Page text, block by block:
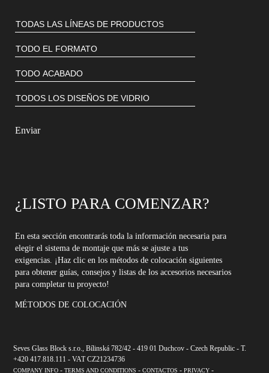
¿LISTO PARA COMENZAR?
En esta sección encontrarás toda la información necesaria para
elegir el sistema de montaje que más se ajuste a tus
exigencias. ¡Haz clic en los métodos de colocación siguientes
para obtener guías, consejos y listas de los accesorios necesarios
para completar tu proyecto!
MÉTODOS DE COLOCACIÓN
Seves Glass Block s.r.o., Bílinská 782/42 - 419 01 Duchcov - Czech Republic - T.
+420 417.818.111 - VAT CZ21234736
COMPANY INFO -TERMS AND CONDITIONS -CONTACTOS -PRIVACY -